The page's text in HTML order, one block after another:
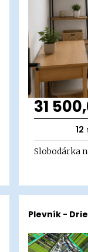
31
12
Slobodárka
Plevník -